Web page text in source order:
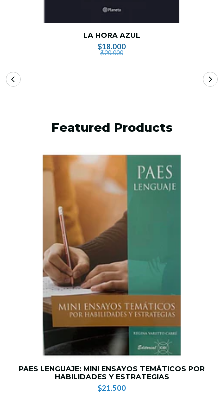
LA HORA AZUL
$18.000
$20.000
Featured Products
PAES LENGUAJE: MINI ENSAYOS TEMÁTICOS POR
HABILIDADES Y ESTRATEGIAS
$21.500